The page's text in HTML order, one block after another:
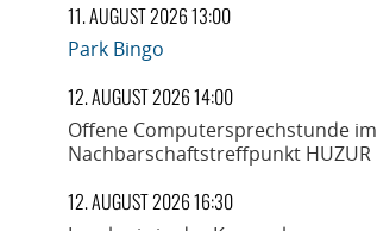
11. AUGUST 2026 13:00
Park Bingo
12. AUGUST 2026 14:00
Offene Computersprechstunde im
Nachbarschaftstreffpunkt HUZUR
12. AUGUST 2026 16:30